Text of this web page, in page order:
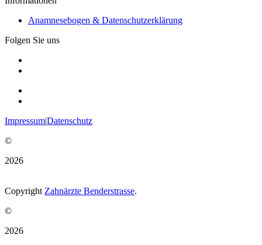
Anamnesebogen & Datenschutzerklärung
Folgen Sie uns
Impressum|Datenschutz
©
2026
Copyright Zahnärzte Benderstrasse.
©
2026